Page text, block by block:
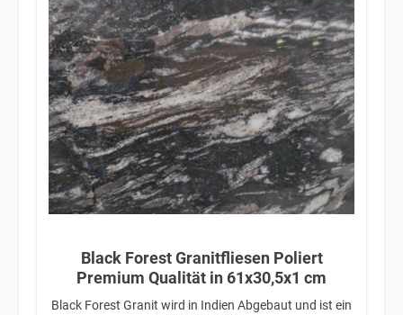
Black Forest Granitfliesen Poliert
Premium Qualität in 61x30,5x1 cm
Black Forest Granit wird in Indien Abgebaut und ist ein